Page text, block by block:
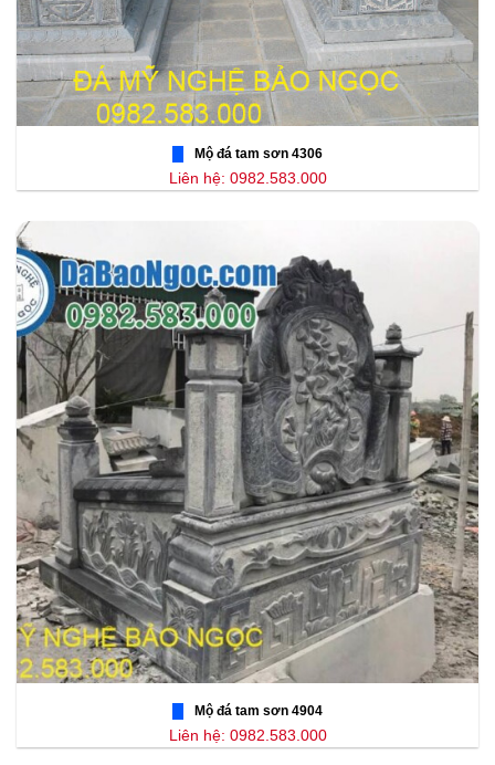
Mộ đá tam sơn 4306
Liên hệ: 0982.583.000
Mộ đá tam sơn 4904
Liên hệ: 0982.583.000